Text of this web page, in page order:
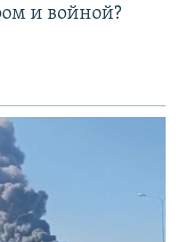
и войной?